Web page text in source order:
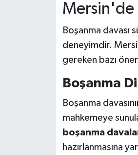
Mersin'de
Boşanma davası
deneyimdir.
gereken bazı
Boşanma
Boşanma
mahkemeye
boşanma
hazırlanmasına